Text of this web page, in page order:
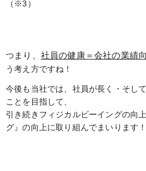
（※3）
つ まり、 社員の健康＝会社の業績
う考え方ですね！
今後も当社では、社員が長く・そし
ことを目指して、
引き続きフィジカルビーイングの向
グ』の向上に取り組んでまいります！